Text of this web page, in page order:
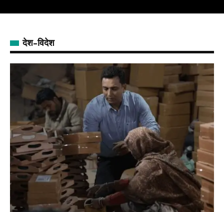
देश-विदेश